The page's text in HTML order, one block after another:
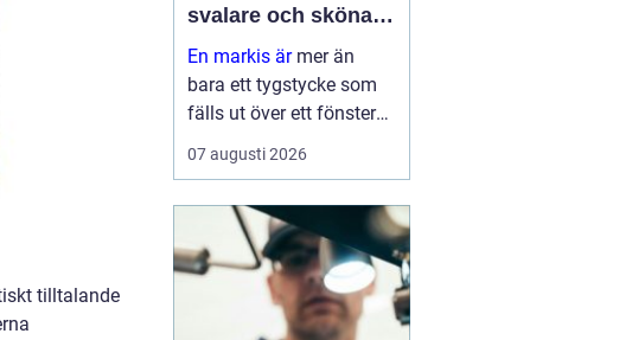
tilltalande
svalare och skönare
hem
En markis ärmer än
bara ett tygstycke som
fälls ut över ett fönster
eller en altan. Rätt utvalt
solskydd kan sänka
skydda möbler och golv
mot blekning och
samtidigt ge huset et...
07 augusti 2026